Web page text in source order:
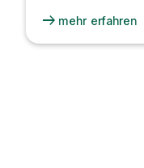
arrow_right_alt mehr erfahren